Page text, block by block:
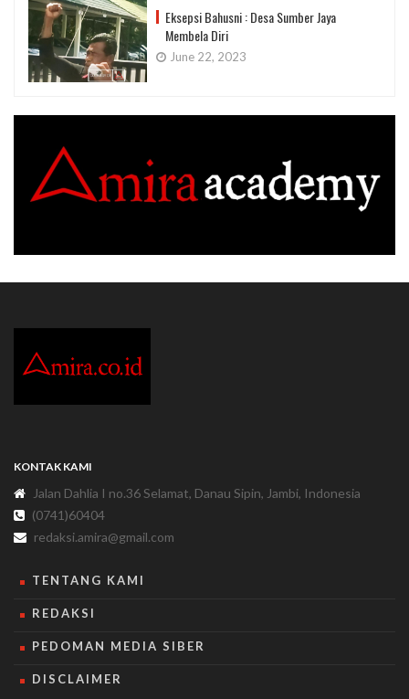
Eksepsi Bahusni : Desa Sumber Jaya
Membela Diri
June 22, 2023
KONTAK KAMI
Jalan Dahlia I no.36 Selamat, Danau Sipin, Jambi, Indonesia
(0741)60404
redaksi.amira@gmail.com
TENTANG KAMI
REDAKSI
PEDOMAN MEDIA SIBER
DISCLAIMER